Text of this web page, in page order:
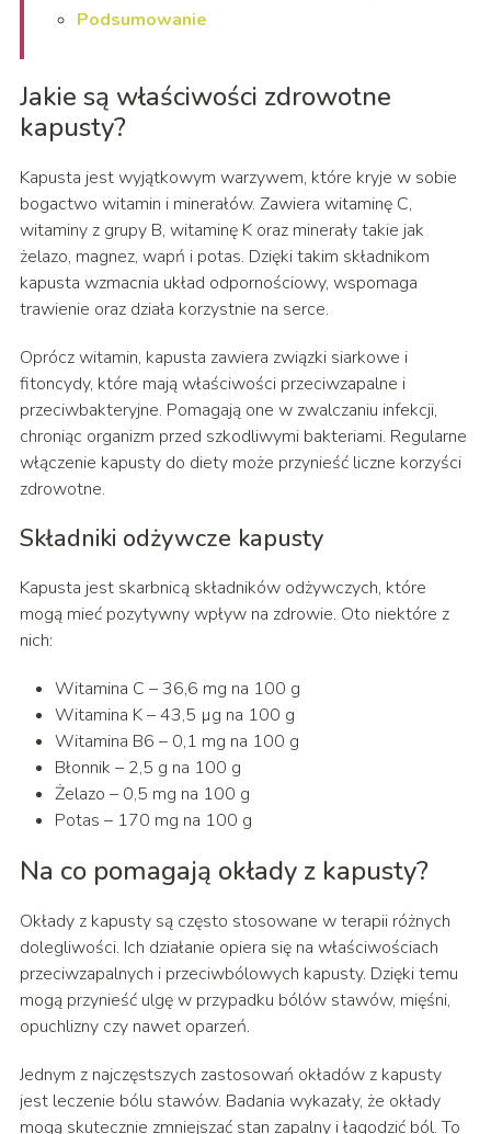
Podsumowanie
Jakie są właściwości zdrowotne
kapusty?
Kapusta jest wyjątkowym warzywem, które kryje w sobie
bogactwo witamin i minerałów. Zawiera witaminę C,
witaminy z grupy B, witaminę K oraz minerały takie jak
żelazo, magnez, wapń i potas. Dzięki takim składnikom
kapusta wzmacnia układ odpornościowy, wspomaga
trawienie oraz działa korzystnie na serce.
Oprócz witamin, kapusta zawiera związki siarkowe i
fitoncydy, które mają właściwości przeciwzapalne i
przeciwbakteryjne. Pomagają one w zwalczaniu infekcji,
chroniąc organizm przed szkodliwymi bakteriami. Regularne
włączenie kapusty do diety może przynieść liczne korzyści
zdrowotne.
Składniki odżywcze kapusty
Kapusta jest skarbnicą składników odżywczych, które
mogą mieć pozytywny wpływ na zdrowie. Oto niektóre z
nich:
Witamina C – 36,6 mg na 100 g
Witamina K – 43,5 µg na 100 g
Witamina B6 – 0,1 mg na 100 g
Błonnik – 2,5 g na 100 g
Żelazo – 0,5 mg na 100 g
Potas – 170 mg na 100 g
Na co pomagają okłady z kapusty?
Okłady z kapusty są często stosowane w terapii różnych
dolegliwości. Ich działanie opiera się na właściwościach
przeciwzapalnych i przeciwbólowych kapusty. Dzięki temu
mogą przynieść ulgę w przypadku bólów stawów, mięśni,
opuchlizny czy nawet oparzeń.
Jednym z najczęstszych zastosowań okładów z kapusty
jest leczenie bólu stawów. Badania wykazały, że okłady
mogą skutecznie zmniejszać stan zapalny i łagodzić ból. To